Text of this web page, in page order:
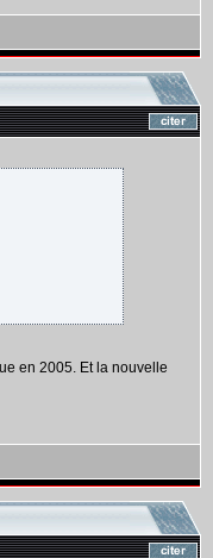
en 2005. Et la nouvelle